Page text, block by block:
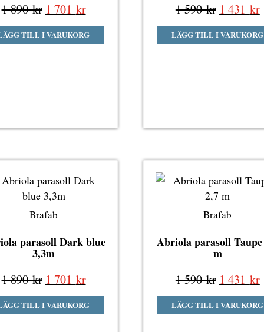
1 890kr Det
ursprungliga
priset
1 701 krDet
nuvarande
priset
TILL I VARUKORG
1 590kr Det
priset
1 431 kr
LÄGG TILL I VARUKORG
Brafab
parasoll Dark blue
3,3m
1 890kr Det
ursprungliga
priset
1 701 krDet
nuvarande
priset
TILL I VARUKORG
Brafab
Abriola parasoll
m
1 590kr Det
priset
1 431 kr
LÄGG TILL I VARUKORG